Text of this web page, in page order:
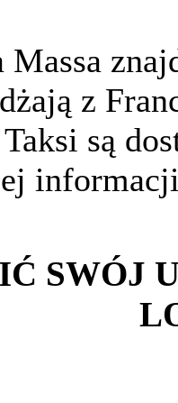
Massa
z
są
SWÓJ